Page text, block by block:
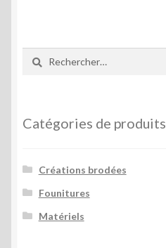
Catégories de produits
Créations brodées
Founitures
Matériels